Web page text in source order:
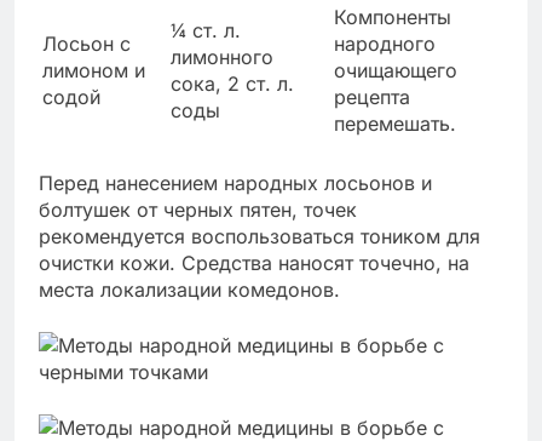
Лосьон с
лимоном и
содой
¼ ст. л.
лимонного
сока, 2 ст. л.
соды
Компоненты
народного
очищающего
рецепта
перемешать.
Перед нанесением народных лосьонов и
болтушек от черных пятен, точек
рекомендуется воспользоваться тоником для
очистки кожи. Средства наносят точечно, на
места локализации комедонов.